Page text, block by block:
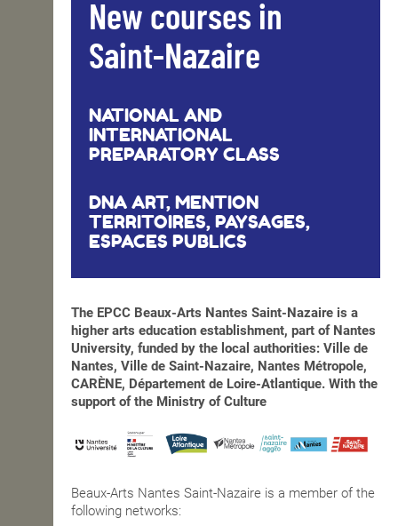
New courses in
Saint-Nazaire
NATIONAL AND
INTERNATIONAL
PREPARATORY CLASS
DNA ART, MENTION
TERRITOIRES, PAYSAGES,
ESPACES PUBLICS
The EPCC Beaux-Arts Nantes Saint-Nazaire is a
higher arts education establishment, part of Nantes
University, funded by the local authorities: Ville de
Nantes, Ville de Saint-Nazaire, Nantes Métropole,
CARÈNE, Département de Loire-Atlantique. With the
support of the Ministry of Culture
Beaux-Arts Nantes Saint-Nazaire is a member of the
following networks: